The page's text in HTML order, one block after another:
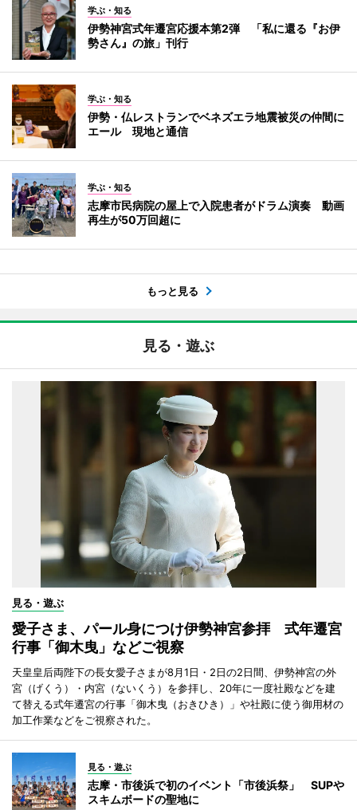
学ぶ・知る
伊勢神宮式年遷宮応援本第2弾 「私に還る『お伊
勢さん』の旅」刊行
学ぶ・知る
伊勢・仏レストランでベネズエラ地震被災の仲間に
エール 現地と通信
学ぶ・知る
志摩市民病院の屋上で入院患者がドラム演奏 動画
再生が50万回超に
もっと見る
見る・遊ぶ
見る・遊ぶ
愛子さま、パール身につけ伊勢神宮参拝 式年遷宮
行事「御木曳」などご視察
天皇皇后両陛下の長女愛子さまが8月1日・2日の2日間、伊勢神宮の外
宮（げくう）・内宮（ないくう）を参拝し、20年に一度社殿などを建
て替える式年遷宮の行事「御木曳（おきひき）」や社殿に使う御用材の
加工作業などをご視察された。
見る・遊ぶ
志摩・市後浜で初のイベント「市後浜祭」 SUPや
スキムボードの聖地に